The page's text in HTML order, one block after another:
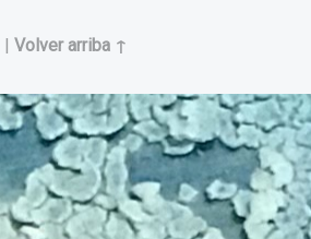
| Volver arriba ↑